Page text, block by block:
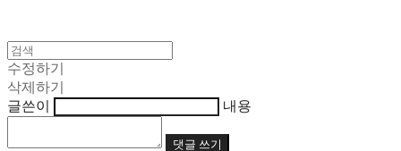
수정하기
삭제하기
글쓴이
내용
댓글 쓰기